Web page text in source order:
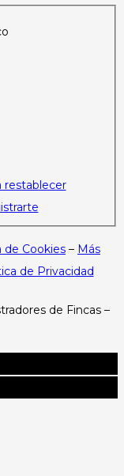
restablecer
de Cookies – Más
de Privacidad
de Fincas –